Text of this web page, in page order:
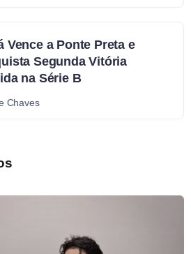
Vence a Ponte Preta e
Segunda Vitória
na Série B
Chaves